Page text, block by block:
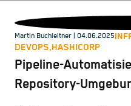
Martin Buchleitner | 04.06.2025
DEVOPS,HASHICORP
Pipeline-
Repository-